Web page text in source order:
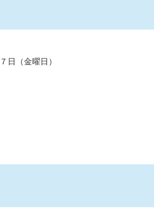
日（金曜日）